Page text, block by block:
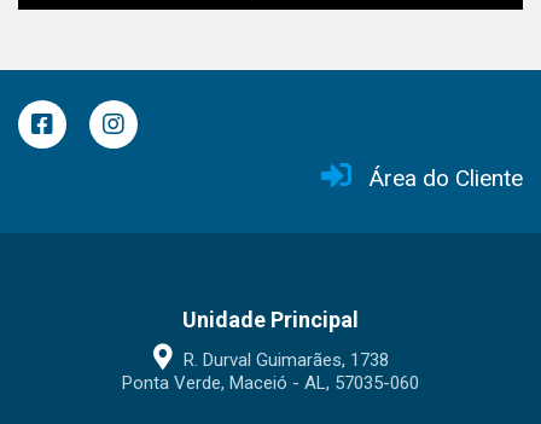
Área do Cliente
Unidade Principal
R. Durval Guimarães, 1738
Ponta Verde, Maceió - AL, 57035-060